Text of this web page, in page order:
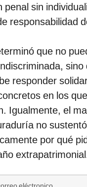
penal sin
responsabilidad
que no
sino
responder
en los
Igualmente, el
no
por qué